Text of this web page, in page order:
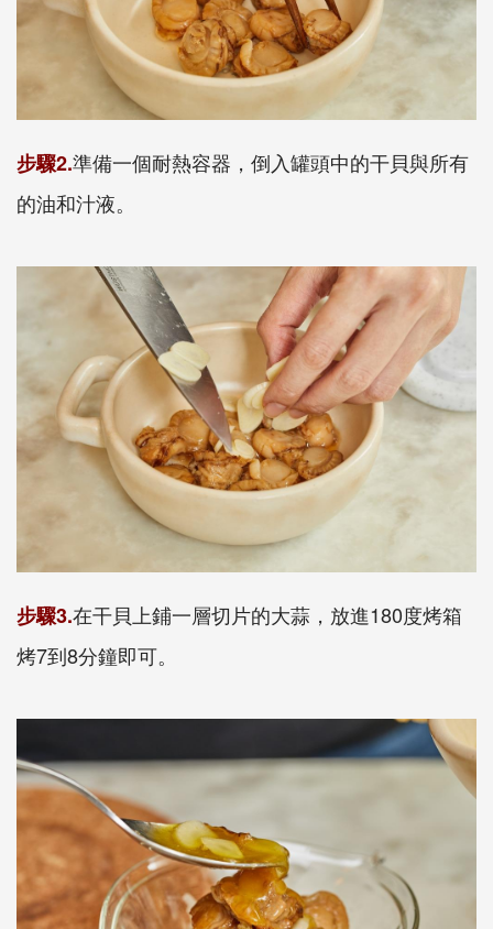
步驟2.準備一個耐熱容器，倒入罐頭中的干貝與所有
的油和汁液。
步驟3.在干貝上鋪一層切片的大蒜，放進180度烤箱
烤7到8分鐘即可。